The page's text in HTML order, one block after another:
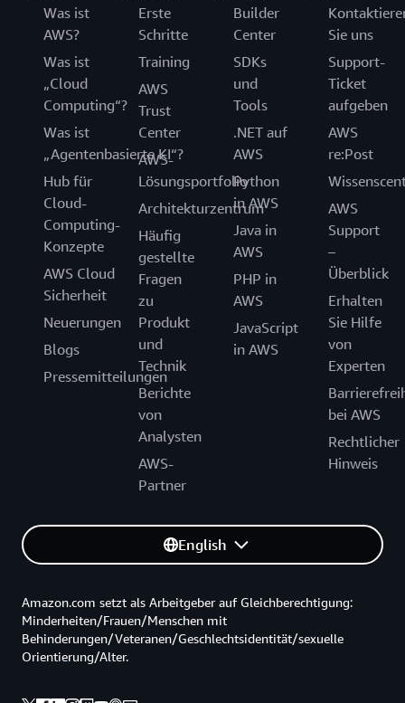
Was ist
AWS?
Was ist
„Cloud
Computing“?
Was ist
„Agentenbasierte KI“?
Hub für
Cloud-
Computing-
Konzepte
AWS Cloud
Sicherheit
Neuerungen
Blogs
Pressemitteilungen
Erste
Schritte
Training
AWS
Trust
Center
AWS-
Lösungsportfolio
Architekturzentrum
Häufig
gestellte
Fragen
zu
Produkt
und
Technik
Berichte
von
Analysten
AWS-
Partner
Builder
Center
SDKs
und
Tools
.NET auf
AWS
Python
in AWS
Java in
AWS
PHP in
AWS
JavaScript
in AWS
Sie uns
Support-
Ticket
aufgeben
AWS
re:Post
AWS
Support
–
Überblick
Erhalten
Sie Hilfe
von
Experten
bei AWS
Rechtlicher
Hinweis
English
Amazon.com setzt als Arbeitgeber auf Gleichberechtigung:
Minderheiten/Frauen/Menschen mit
Behinderungen/Veteranen/Geschlechtsidentität/sexuelle
Orientierung/Alter.